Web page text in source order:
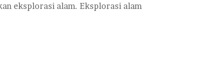
eksplorasi alam. Eksplorasi alam